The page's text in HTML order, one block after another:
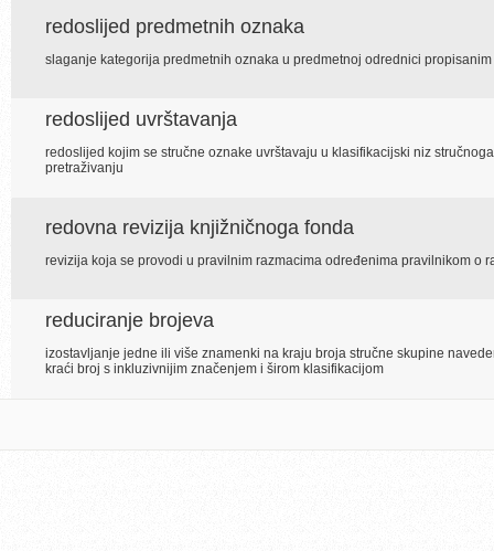
redoslijed predmetnih oznaka
slaganje kategorija predmetnih oznaka u predmetnoj odrednici
redoslijed uvrštavanja
redoslijed kojim se stručne oznake uvrštavaju u klasifikacijski niz
pretraživanju
redovna revizija knjižničnoga fonda
revizija koja se provodi u pravilnim razmacima određenima pravilnikom o
reduciranje brojeva
izostavljanje jedne ili više znamenki na kraju broja stručne skupine
kraći broj s inkluzivnijim značenjem i širom klasifikacijom